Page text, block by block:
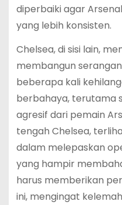
diperbaiki agar
yang lebih konsisten.
Chelsea, di sisi lain,
membangun
beberapa kali
berbahaya, terutama
agresif dari pemain
tengah Chelsea,
dalam melepaskan
yang hampir
harus memberikan
ini, mengingat